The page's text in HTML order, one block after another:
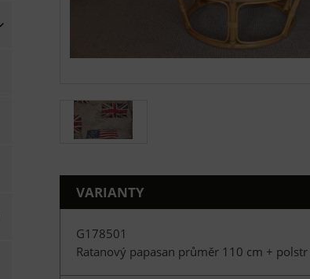
VARIANTY
G178501
Ratanový papasan průměr 110 cm +